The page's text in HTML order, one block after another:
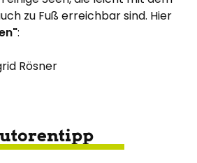
zu Fuß erreichbar sind. Hier
:
Rösner